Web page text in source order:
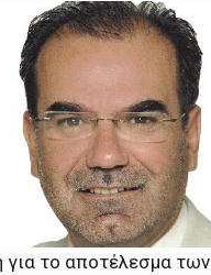
το αποτέλεσμα των